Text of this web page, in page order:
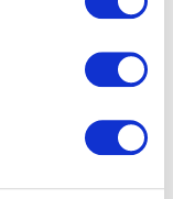
pubblica, sottese
situazione di
della
libertà civile,